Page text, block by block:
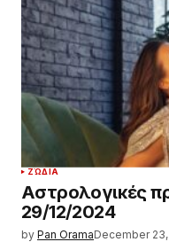
ΖΏΔΙΑ
Αστρολογικές
29/12/2024
by Pan OramaDecember